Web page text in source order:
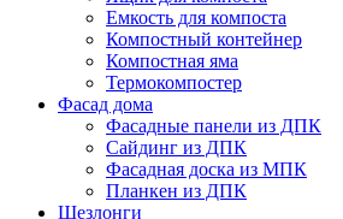
Емкость для компоста
Компостный контейнер
Компостная яма
Термокомпостер
Фасад дома
Фасадные панели из ДПК
Сайдинг из ДПК
Фасадная доска из МПК
Планкен из ДПК
Шезлонги